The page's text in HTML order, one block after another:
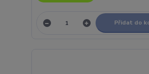
Přidat do